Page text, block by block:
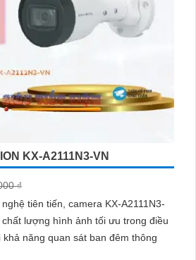
KX-A2111N3-VN
₫
tiên tiến, camera KX-A2111N3-
lượng hình ảnh tối ưu trong điều